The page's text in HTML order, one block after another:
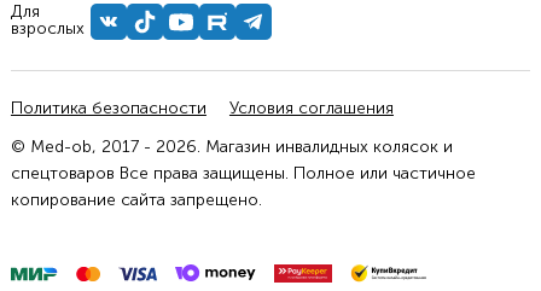
Для
взрослых
Политика безопасности
Условия соглашения
© Med-ob, 2017 - 2026. Магазин инвалидных колясок и
спецтоваров Все права защищены. Полное или частичное
копирование сайта запрещено.